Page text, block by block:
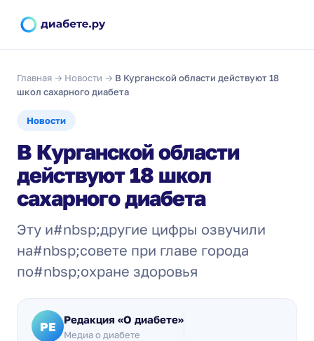
Главная → Новости → В Курганской области действуют 18
школ сахарного диабета
Новости
В Курганской области
действуют 18 школ
сахарного диабета
Эту и#nbsp;другие цифры озвучили
на#nbsp;совете при главе города
по#nbsp;охране здоровья
РЕ Редакция «О диабете»
Медиа о диабете